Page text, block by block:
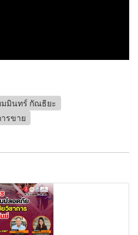
มินทร์ กัณธิยะ
รขาย